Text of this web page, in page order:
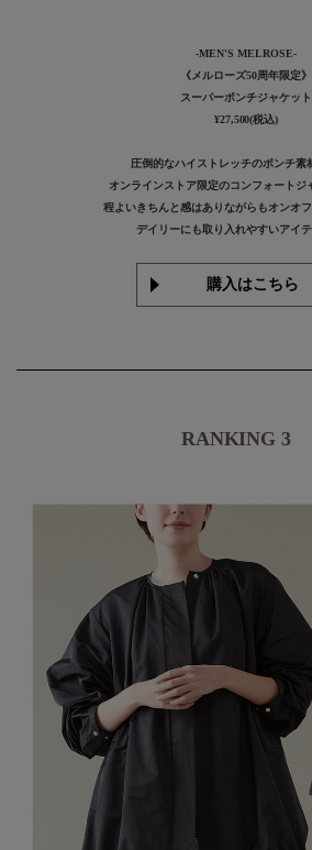
-MEN'S MELROSE-
《メルローズ50周年限定》
スーパーポンチジャケット
¥27,500(税込)
圧倒的なハイストレッチのポンチ素
オンラインストア限定のコンフォートジ
程よいきちんと感はありながらもオンオフ
デイリーにも取り入れやすいアイテ
購入はこちら
RANKING 3